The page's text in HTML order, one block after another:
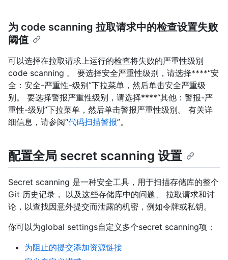
为 code scanning 拉取请求中的检查设置失败
阈值
可以选择在拉取请求上运行的检查将失败的严重性级别
code scanning 。 要选择安全严重性级别，请选择****“安
全：安全-严重性-级别”下拉菜单，然后单击安全严重级
别。 要选择警报严重性级别，请选择****“其他：警报-严
重性-级别”下拉菜单，然后单击警报严重性级别。 有关详
细信息，请参阅“代码扫描警报”。
配置全局 secret scanning 设置
Secret scanning 是一种安全工具，用于扫描存储库的整个
Git 历史记录， 以及这些存储库中的问题、 拉取请求和讨
论，以查找因意外提交而泄露的机密，例如令牌或私钥。
你可以为global settings自定义多个secret scanning项：
为阻止的提交添加资源链接